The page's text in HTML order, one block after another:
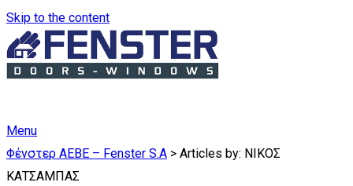
Skip to the content
Menu
Φένστερ ΑΕΒΕ – Fenster S.A > Articles by: ΝΙΚΟΣ
ΚΑΤΣΑΜΠΑΣ